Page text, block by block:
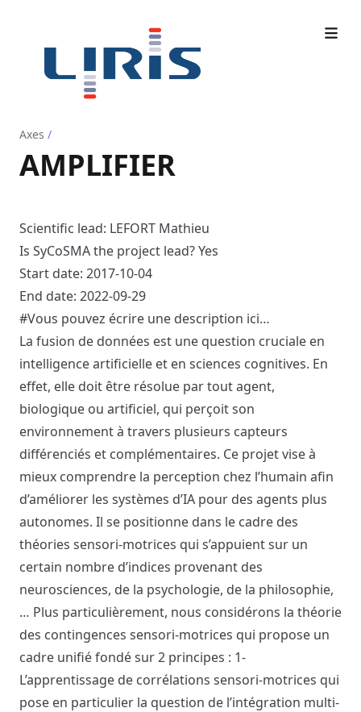
Axes /
AMPLIFIER
Scientific lead: LEFORT Mathieu
Is SyCoSMA the project lead? Yes
Start date: 2017-10-04
End date: 2022-09-29
#Vous pouvez écrire une description ici…
La fusion de données est une question cruciale en
intelligence artificielle et en sciences cognitives. En
effet, elle doit être résolue par tout agent,
biologique ou artificiel, qui perçoit son
environnement à travers plusieurs capteurs
différenciés et complémentaires. Ce projet vise à
mieux comprendre la perception chez l’humain afin
d’améliorer les systèmes d’IA pour des agents plus
autonomes. Il se positionne dans le cadre des
théories sensori-motrices qui s’appuient sur un
certain nombre d’indices provenant des
neurosciences, de la psychologie, de la philosophie,
… Plus particulièrement, nous considérons la théorie
des contingences sensori-motrices qui propose un
cadre unifié fondé sur 2 principes : 1-
L’apprentissage de corrélations sensori-motrices qui
pose en particulier la question de l’intégration multi-